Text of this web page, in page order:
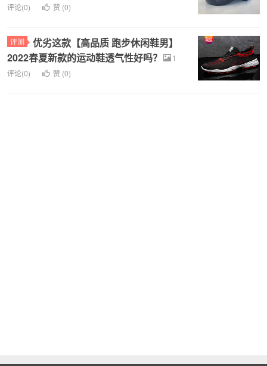
评论(0)
赞 (0)
评测
优劣这款【高品质 跑步休闲鞋男】
2022春夏新款的运动鞋透气性好吗？
1
评论(0)
赞 (0)